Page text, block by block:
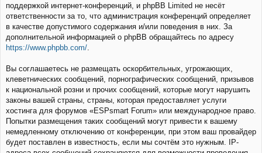
поддержкой интернет-конференций, и phpBB Limited не несёт
ответственности за то, что администрация конференций определяет
в качестве допустимого содержания и/или поведения в них. За
дополнительной информацией о phpBB обращайтесь по адресу
https://www.phpbb.com/
Вы соглашаетесь не размещать оскорбительных, угрожающих,
клеветнических сообщений, порнографических сообщений, призывов
к национальной розни и прочих сообщений, которые могут нарушить
законы вашей страны, страны, которая предоставляет услуги
хостинга для форумов «ESPsmart Forum» или международное право.
Попытки размещения таких сообщений могут привести к вашему
немедленному отключению от конференции, при этом ваш провайдер
будет поставлен в известность, если мы сочтём это нужным. IP-